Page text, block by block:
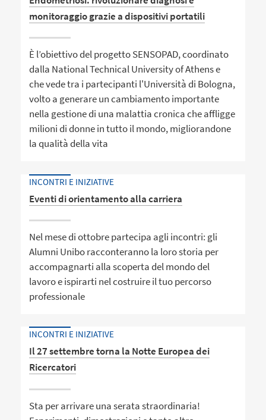
monitoraggio grazie a dispositivi portatili
È l’obiettivo del progetto SENSOPAD, coordinato
dalla National Technical University of Athens e
che vede tra i partecipanti l'Università di Bologna,
volto a generare un cambiamento importante
nella gestione di una malattia cronica che affligge
milioni di donne in tutto il mondo, migliorandone
la qualità della vita
INCONTRI E INIZIATIVE
Eventi di orientamento alla carriera
Nel mese di ottobre partecipa agli incontri: gli
Alumni Unibo racconteranno la loro storia per
accompagnarti alla scoperta del mondo del
lavoro e ispirarti nel costruire il tuo percorso
professionale
INCONTRI E INIZIATIVE
Il 27 settembre torna la Notte Europea dei
Ricercatori
Sta per arrivare una serata straordinaria!